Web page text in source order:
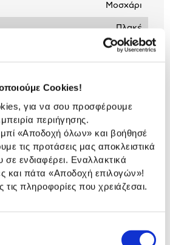
Cookies!
για να σου προσφέρουμε
περιήγησης.
«Αποδοχή όλων» και βοήθησέ
τις προτάσεις μας αποκλειστικά
σε ενδιαφέρει. Εναλλακτικά
και πάτα «Αποδοχή επιλογών»!
τις πληροφορίες που χρειάζεσαι.
Μοσχάρι
Πλακέ